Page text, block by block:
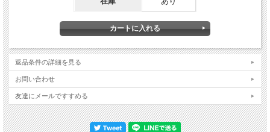
返品条件の詳細を見る
お問い合わせ
友達にメールですすめる